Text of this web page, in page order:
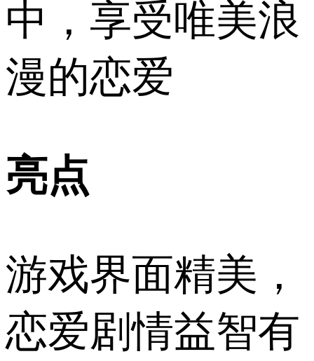
中，享受唯美浪
漫的恋爱
亮点
游戏界面精美，
恋爱剧情益智有